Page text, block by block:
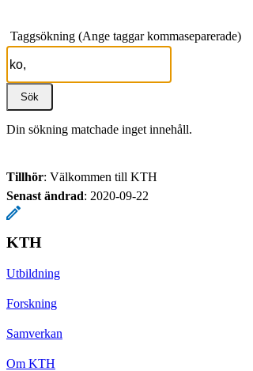
Taggsökning (Ange taggar kommaseparerade)
Din sökning matchade inget innehåll.
Tillhör: Välkommen till KTH
Senast ändrad: 2020-09-22
KTH
Utbildning
Forskning
Samverkan
Om KTH